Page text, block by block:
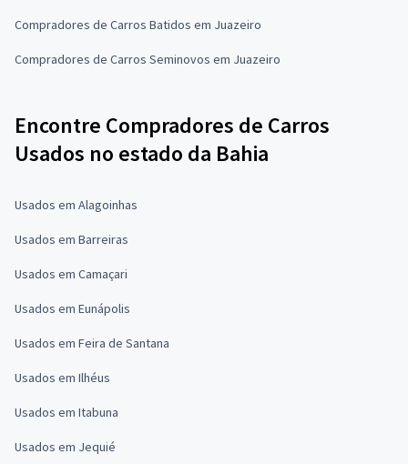
Compradores de Carros Batidos em Juazeiro
Compradores de Carros Seminovos em Juazeiro
Encontre Compradores de Carros
Usados no estado da Bahia
Usados em Alagoinhas
Usados em Barreiras
Usados em Camaçari
Usados em Eunápolis
Usados em Feira de Santana
Usados em Ilhéus
Usados em Itabuna
Usados em Jequié